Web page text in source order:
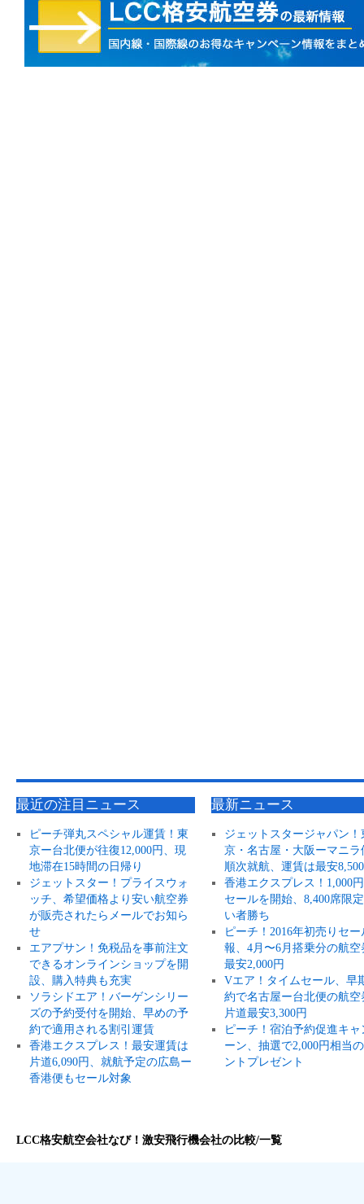
最近の注目ニュース
ピーチ弾丸スペシャル運賃！東
京ー台北便が往復12,000円、現
地滞在15時間の日帰り
ジェットスター！プライスウォ
ッチ、希望価格より安い航空券
が販売されたらメールでお知ら
せ
エアプサン！免税品を事前注文
できるオンラインショップを開
設、購入特典も充実
ソラシドエア！バーゲンシリー
ズの予約受付を開始、早めの予
約で適用される割引運賃
香港エクスプレス！最安運賃は
片道6,090円、就航予定の広島ー
香港便もセール対象
最新ニュース
ジェットスタージャパン！
京・名古屋・大阪ーマニラ
順次就航、運賃は最安
香港エクスプレス！1,000
セールを開始、8,400席限
い者勝ち
ピーチ！2016年初売りセー
報、4月〜6月搭乗分の航空
最安2,000円
Vエア！タイムセール、早
約で名古屋ー台北便の航空
片道最安3,300円
ピーチ！宿泊予約促進キャ
ーン、抽選で2,000円相当
ントプレゼント
LCC格安航空会社なび！激安飛行機会社の比較/一覧